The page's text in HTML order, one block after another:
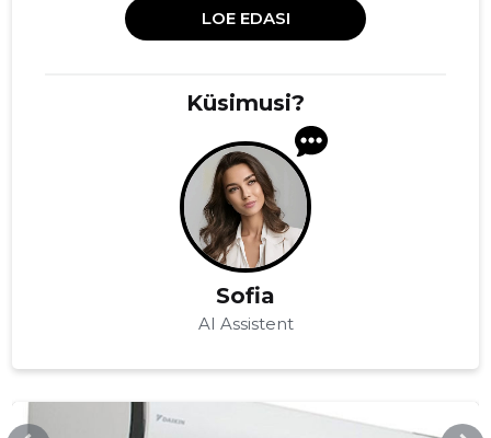
LOE EDASI
Küsimusi?
Sofia
AI Assistent